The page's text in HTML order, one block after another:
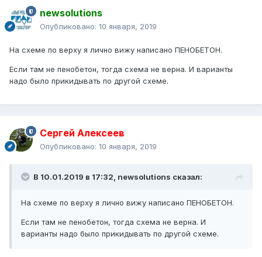
newsolutions
Опубликовано: 10 января, 2019
На схеме по верху я лично вижу написано ПЕНОБЕТОН.
Если там не пенобетон, тогда схема не верна. И варианты
надо было прикидывать по другой схеме.
Сергей Алексеев
Опубликовано: 10 января, 2019
В 10.01.2019 в 17:32, newsolutions сказал:
На схеме по верху я лично вижу написано ПЕНОБЕТОН.
Если там не пенобетон, тогда схема не верна. И
варианты надо было прикидывать по другой схеме.